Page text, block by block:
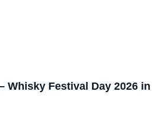
Whisky Festival Day 2026 in